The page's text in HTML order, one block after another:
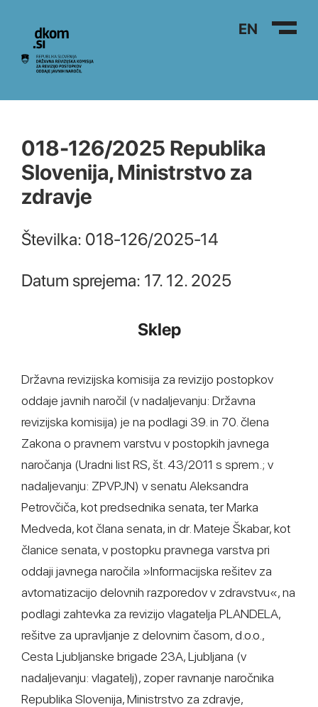
Na vsebino EN
018-126/2025 Republika
Slovenija, Ministrstvo za
zdravje
Številka: 018-126/2025-14
Datum sprejema: 17. 12. 2025
Sklep
Državna revizijska komisija za revizijo postopkov
oddaje javnih naročil (v nadaljevanju: Državna
revizijska komisija) je na podlagi 39. in 70. člena
Zakona o pravnem varstvu v postopkih javnega
naročanja (Uradni list RS, št. 43/2011 s sprem.; v
nadaljevanju: ZPVPJN) v senatu Aleksandra
Petrovčiča, kot predsednika senata, ter Marka
Medveda, kot člana senata, in dr. Mateje Škabar, kot
članice senata, v postopku pravnega varstva pri
oddaji javnega naročila »Informacijska rešitev za
avtomatizacijo delovnih razporedov v zdravstvu«, na
podlagi zahtevka za revizijo vlagatelja PLANDELA,
rešitve za upravljanje z delovnim časom, d.o.o.,
Cesta Ljubljanske brigade 23A, Ljubljana (v
nadaljevanju: vlagatelj), zoper ravnanje naročnika
Republika Slovenija, Ministrstvo za zdravje,